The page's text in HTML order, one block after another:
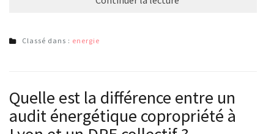
Classé dans : energie
Quelle est la différence entre un
audit énergétique copropriété à